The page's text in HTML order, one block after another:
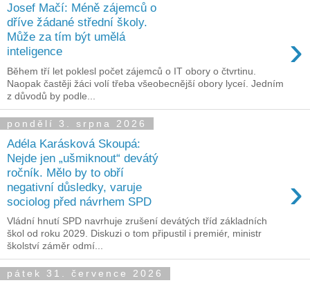
Josef Mačí: Méně zájemců o
dříve žádané střední školy.
Může za tím být umělá
inteligence
›
Během tří let poklesl počet zájemců o IT obory o čtvrtinu.
Naopak častěji žáci volí třeba všeobecnější obory lyceí. Jedním
z důvodů by podle...
pondělí 3. srpna 2026
Adéla Karásková Skoupá:
Nejde jen „ušmiknout“ devátý
ročník. Mělo by to obří
negativní důsledky, varuje
sociolog před návrhem SPD
›
Vládní hnutí SPD navrhuje zrušení devátých tříd základních
škol od roku 2029. Diskuzi o tom připustil i premiér, ministr
školství záměr odmí...
pátek 31. července 2026